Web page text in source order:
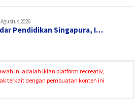
2026
Pendidikan Singapura, I…
ini adalah iklan platform recreativ,
terkait dengan pembuatan konten ini